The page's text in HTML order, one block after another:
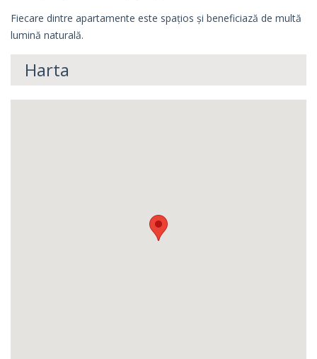
Fiecare dintre apartamente este spațios și beneficiază de multă
lumină naturală.
Harta